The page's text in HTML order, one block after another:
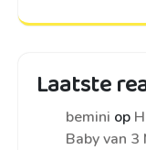
Laatste
bemini op
Baby van 3